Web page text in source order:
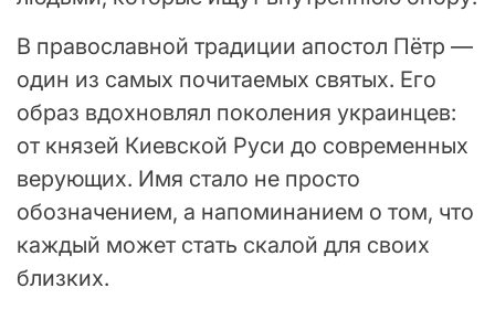
В православной традиции апостол Пётр —
один из самых почитаемых святых. Его
образ вдохновлял поколения украинцев:
от князей Киевской Руси до современных
верующих. Имя стало не просто
обозначением, а напоминанием о том, что
каждый может стать скалой для своих
близких.